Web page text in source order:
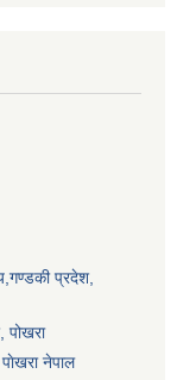
प्रदेश,
पोखरा
नेपाल